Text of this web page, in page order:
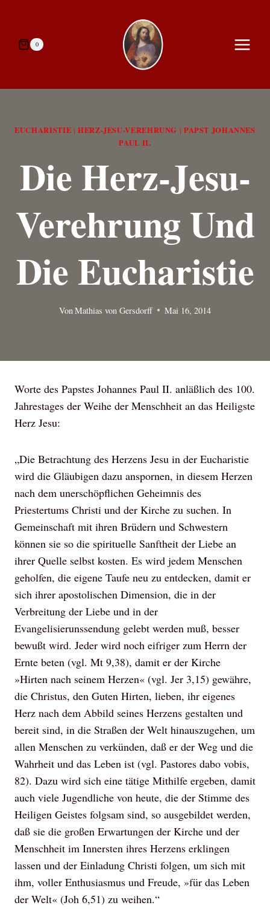
springen0
EUCHARISTIE |HERZ-JESU-VEREHRUNG | PAPST JOHANNES
PAUL II.
Die Herz-Jesu-
Verehrung Und
Die Eucharistie
Von Mathias von Gersdorff Mai 16, 2014
Worte des Papstes Johannes Paul II. anläßlich des 100.
Jahrestages der Weihe der Menschheit an das Heiligste
Herz Jesu:
„Die Betrachtung des Herzens Jesu in der Eucharistie
wird die Gläubigen dazu anspornen, in diesem Herzen
nach dem unerschöpflichen Geheimnis des
Priestertums Christi und der Kirche zu suchen. In
Gemeinschaft mit ihren Brüdern und Schwestern
können sie so die spirituelle Sanftheit der Liebe an
ihrer Quelle selbst kosten. Es wird jedem Menschen
geholfen, die eigene Taufe neu zu entdecken, damit er
sich ihrer apostolischen Dimension, die in der
Verbreitung der Liebe und in der
Evangelisierunssendung gelebt werden muß, besser
bewußt wird. Jeder wird noch eifriger zum Herrn der
Ernte beten (vgl. Mt 9,38), damit er der Kirche
»Hirten nach seinem Herzen« (vgl. Jer 3,15) gewähre,
die Christus, den Guten Hirten, lieben, ihr eigenes
Herz nach dem Abbild seines Herzens gestalten und
bereit sind, in die Straßen der Welt hinauszugehen, um
allen Menschen zu verkünden, daß er der Weg und die
Wahrheit und das Leben ist (vgl. Pastores dabo vobis,
82). Dazu wird sich eine tätige Mithilfe ergeben, damit
auch viele Jugendliche von heute, die der Stimme des
Heiligen Geistes folgsam sind, so ausgebildet werden,
daß sie die großen Erwartungen der Kirche und der
Menschheit im Innersten ihres Herzens erklingen
lassen und der Einladung Christi folgen, um sich mit
ihm, voller Enthusiasmus und Freude, »für das Leben
der Welt« (Joh 6,51) zu weihen.“